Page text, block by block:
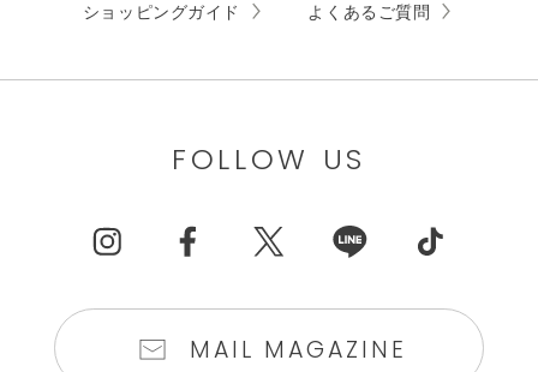
ショッピングガイド よくあるご質問
FOLLOW US
MAIL MAGAZINE